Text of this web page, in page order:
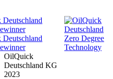
OilQuick
Deutschland KG
2023